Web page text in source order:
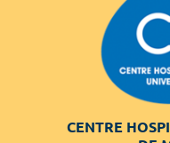
CENTRE